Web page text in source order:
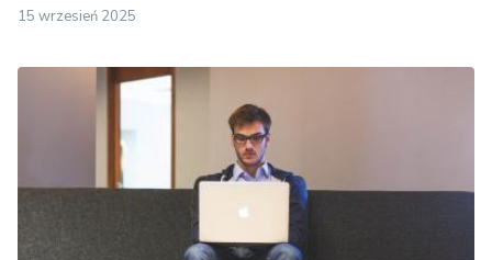
15 wrzesień 2025